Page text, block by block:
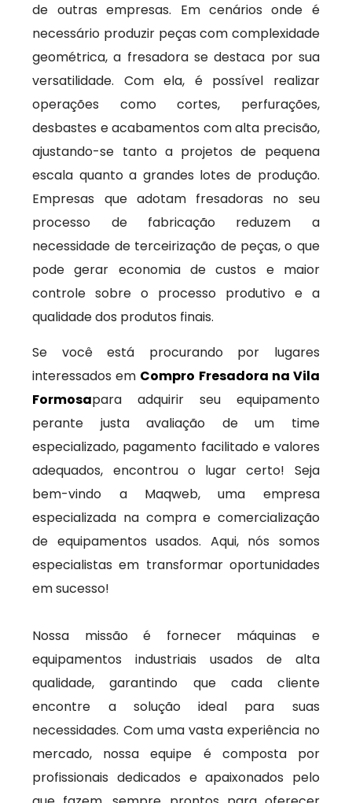
de outras empresas. Em cenários onde é
necessário produzir peças com complexidade
geométrica, a fresadora se destaca por sua
versatilidade. Com ela, é possível realizar
operações como cortes, perfurações,
desbastes e acabamentos com alta precisão,
ajustando-se tanto a projetos de pequena
escala quanto a grandes lotes de produção.
Empresas que adotam fresadoras no seu
processo de fabricação reduzem a
necessidade de terceirização de peças, o que
pode gerar economia de custos e maior
controle sobre o processo produtivo e a
qualidade dos produtos finais.
Se você está procurando por lugares
interessados em Compro Fresadora na Vila
Formosapara adquirir seu equipamento
perante justa avaliação de um time
especializado, pagamento facilitado e valores
adequados, encontrou o lugar certo! Seja
bem-vindo a Maqweb, uma empresa
especializada na compra e comercialização
de equipamentos usados. Aqui, nós somos
especialistas em transformar oportunidades
em sucesso!
Nossa missão é fornecer máquinas e
equipamentos industriais usados de alta
qualidade, garantindo que cada cliente
encontre a solução ideal para suas
necessidades. Com uma vasta experiência no
mercado, nossa equipe é composta por
profissionais dedicados e apaixonados pelo